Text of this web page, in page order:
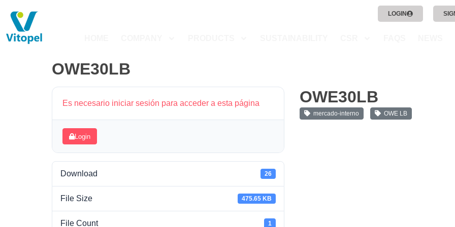
LOGIN
OWE30LB
Es necesario iniciar sesión para acceder a esta página
Login
Download 26
File Size 475.65 KB
File Count 1
OWE30LB
mercado-interno OWE LB